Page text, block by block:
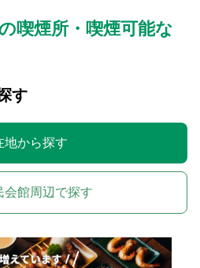
喫煙所・喫煙可能な
す
地から探す
会館周辺で探す